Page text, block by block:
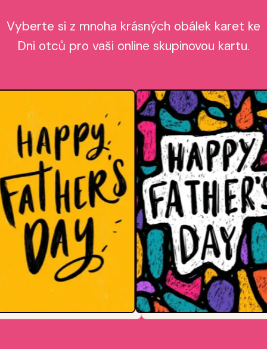
Vyberte si z mnoha krásných obálek karet ke
Dni otců pro vaši online skupinovou kartu.